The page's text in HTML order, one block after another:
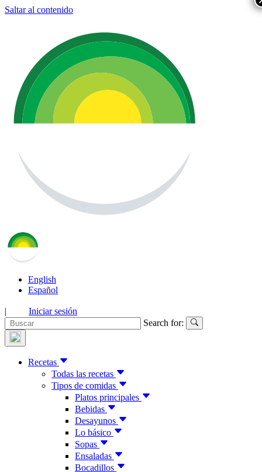
Saltar al contenido
English
Español
|
Iniciar sesión
Search for:
Recetas
Todas las recetas
Tipos de comidas
Platos principales
Bebidas
Desayunos
Lo básico
Sopas
Ensaladas
Bocadillos